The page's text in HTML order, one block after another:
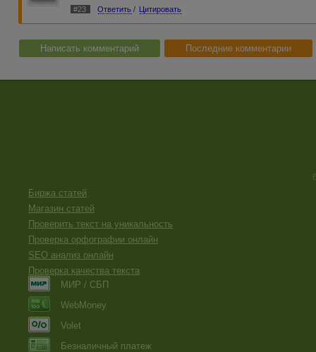
#23 Ответить / Цитировать
Написать комментарий Последние комментарии
Биржа статей
Магазин статей
Проверить текст на уникальность
Проверка орфографии онлайн
SEO анализ онлайн
Проверка качества текста
МИР / СБП
WebMoney
Volet
Безналичный платеж